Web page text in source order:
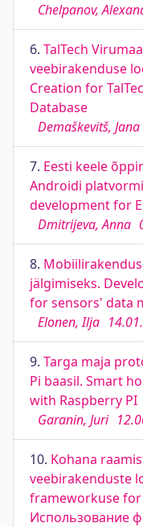
Chelpanov,
6. TalTech
veebirakenduse
Creation for
Database
Demaškevitš, Jana
7. Eesti keele
Androidi
development for
Dmitrijeva, Anna
8.
jälgimiseks.
for sensors' data
Elonen, Ilja
9. Targa maja
Pi baasil. Smart
with Raspberry PI
Garanin, Juri
10. Kohana
veebirakenduste
frameworkuse
Использование